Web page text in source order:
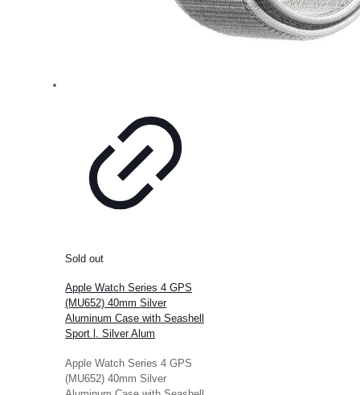
Sold out
Apple Watch Series 4 GPS
(MU652) 40mm Silver
Aluminum Case with Seashell
Sport l. Silver Alum
Apple Watch Series 4 GPS
(MU652) 40mm Silver